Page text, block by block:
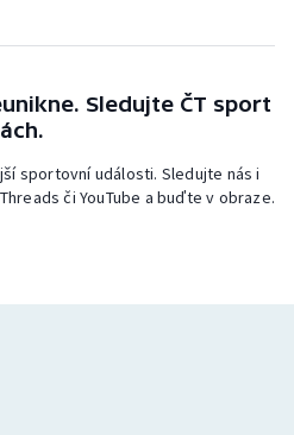
Sledujte ČT sport
sportovní události. Sledujte nás i
či YouTube a buďte v obraze.